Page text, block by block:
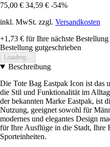
75,00 € 34,59 € -54%
inkl. MwSt. zzgl. Versandkosten
+1,73 € für Ihre nächste Bestellung
Bestellung gutgeschrieben
Loading...
Beschreibung
Die Tote Bag Eastpak Icon ist das
die Stil und Funktionalität im
der bekannten Marke Eastpak, ist
Nutzung, geeignet sowohl für
modernes und elegantes Design
für Ihre Ausflüge in die Stadt, Ihre
Sporteinheiten.